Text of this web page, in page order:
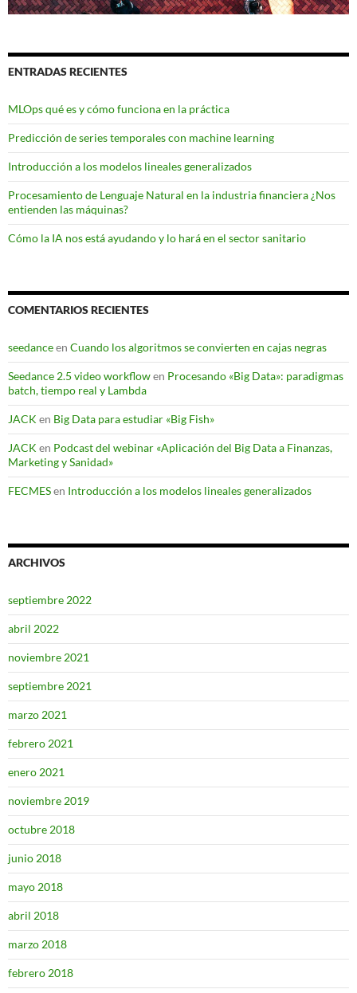
ENTRADAS RECIENTES
MLOps qué es y cómo funciona en la práctica
Predicción de series temporales con machine learning
Introducción a los modelos lineales generalizados
Procesamiento de Lenguaje Natural en la industria financiera ¿Nos
entienden las máquinas?
Cómo la IA nos está ayudando y lo hará en el sector sanitario
COMENTARIOS RECIENTES
seedanceen Cuando los algoritmos se convierten en cajas negras
Seedance 2.5 video workflowen Procesando «Big Data»: paradigmas
batch, tiempo real y Lambda
JACK en Big Data para estudiar «Big Fish»
JACK en Podcast del webinar «Aplicación del Big Data a Finanzas,
Marketing y Sanidad»
FECMESen Introducción a los modelos lineales generalizados
ARCHIVOS
septiembre 2022
abril 2022
noviembre 2021
septiembre 2021
marzo 2021
febrero 2021
enero 2021
noviembre 2019
octubre 2018
junio 2018
mayo 2018
abril 2018
marzo 2018
febrero 2018